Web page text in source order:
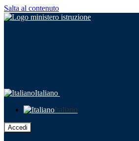
Salta al contenuto
Italiano
Italiano
Accedi